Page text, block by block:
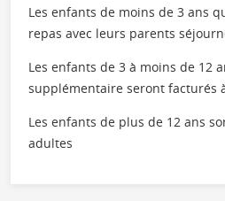
Les enfants de moins de 3 ans
repas avec leurs parents
Les enfants de 3 à moins de 12
supplémentaire seront facturés
Les enfants de plus de 12 ans
adultes